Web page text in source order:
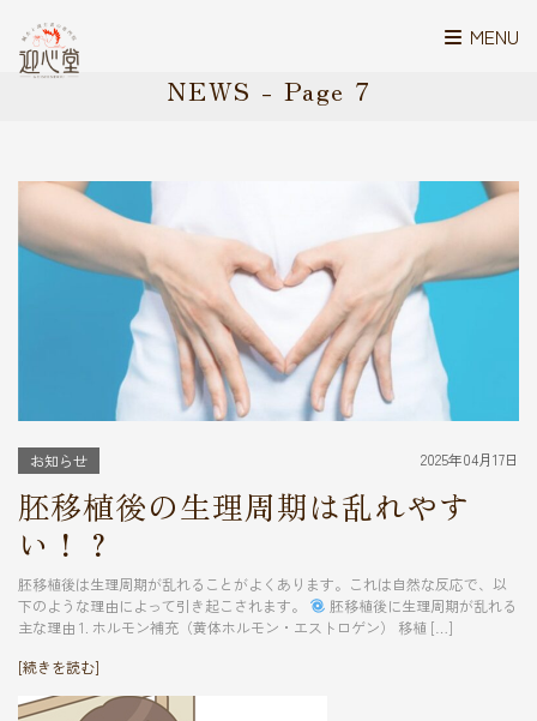
MENU
NEWS - Page 7
お知らせ 2025年04月17日
胚移植後の生理周期は乱れやす
い！？
胚移植後は生理周期が乱れることがよくあります。これは自然な反応で、以
下のような理由によって引き起こされます。
胚移植後に生理周期が乱れる
主な理由 1. ホルモン補充（黄体ホルモン・エストロゲン） 移植 […]
[続きを読む]